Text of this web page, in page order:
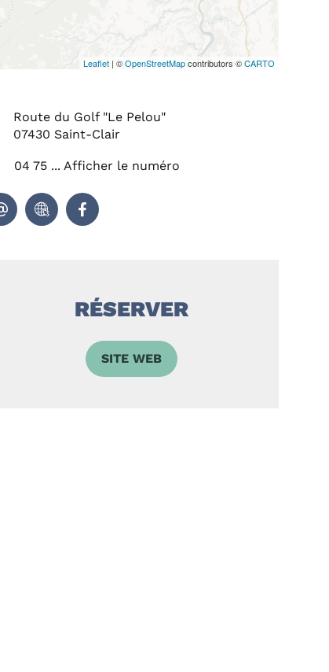
Leaflet | ©OpenStreetMapcontributors ©CARTO
Route du Golf "Le Pelou"
07430 Saint-Clair
04 75 ... Afficher le numéro
RÉSERVER
SITE WEB